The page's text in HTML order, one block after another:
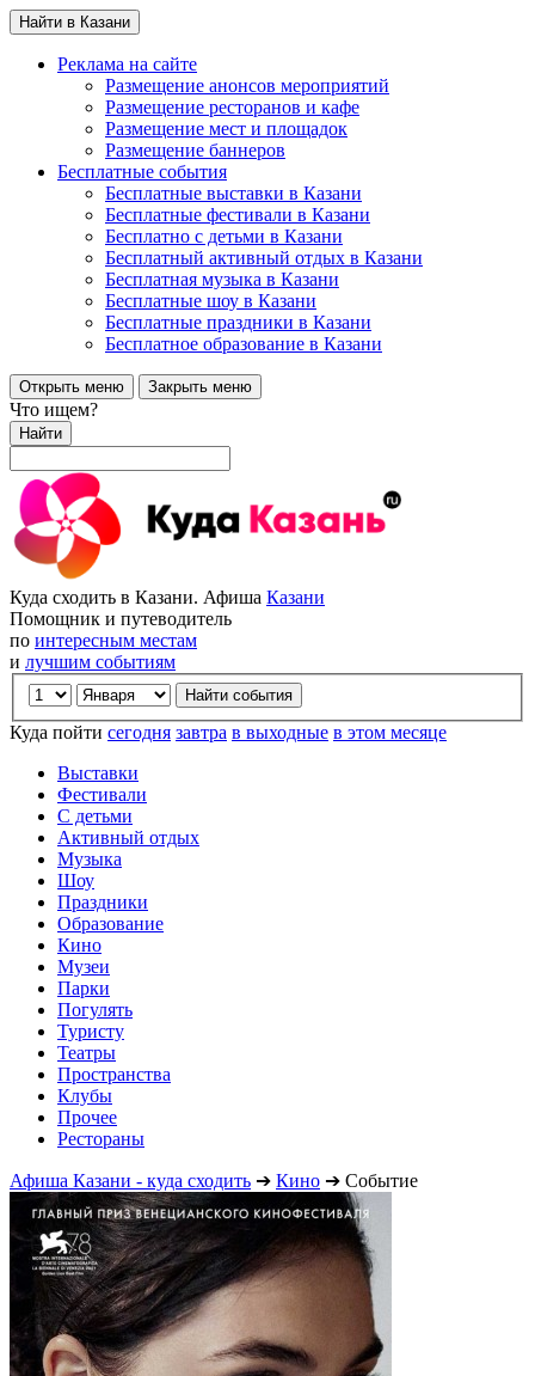
Найти в Казани
Реклама на сайте
Размещение анонсов мероприятий
Размещение ресторанов и кафе
Размещение мест и площадок
Размещение баннеров
Бесплатные события
Бесплатные выставки в Казани
Бесплатные фестивали в Казани
Бесплатно с детьми в Казани
Бесплатный активный отдых в Казани
Бесплатная музыка в Казани
Бесплатные шоу в Казани
Бесплатные праздники в Казани
Бесплатное образование в Казани
Открыть меню Закрыть меню
Что ищем?
Найти
Куда сходить в Казани. Афиша Казани
Помощник и путеводитель
по интересным местам
и лучшим событиям
Куда пойти сегодня завтра в выходные в этом месяце
Выставки
Фестивали
С детьми
Активный отдых
Музыка
Шоу
Праздники
Образование
Кино
Музеи
Парки
Погулять
Туристу
Театры
Пространства
Клубы
Прочее
Рестораны
Афиша Казани - куда сходить ➔ Кино ➔ Событие